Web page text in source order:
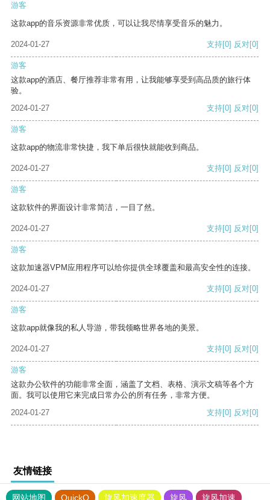
游客
这款app的音乐资源非常优质，可以让我尽情享受音乐的魅力。
2024-01-27 支持[0] 反对[0]
游客
这款app的酒店、餐厅推荐非常有用，让我能够享受到高品质的旅行体
验。
2024-01-27
支持[0] 反对[0]
游客
这款app的物流非常快捷，我下单后很快就能收到商品。
2024-01-27 支持[0] 反对[0]
游客
这款软件的界面设计非常简洁，一目了然。
2024-01-27 支持[0] 反对[0]
游客
这款加速器VPM应用程序可以给你提供全球覆盖和最高安全性的连接。
2024-01-27 支持[0] 反对[0]
游客
这款app就像我的私人导游，带我领略世界各地的美景。
2024-01-27 支持[0] 反对[0]
游客
这款办公软件的功能非常全面，涵盖了文档、表格、演示文稿等各个方
面。我可以使用它来完成日常办公的所有任务，非常方便。
2024-01-27
支持[0] 反对[0]
友情链接
网站地图 QuickQ 旋风加速度器 旋风 旋风加速